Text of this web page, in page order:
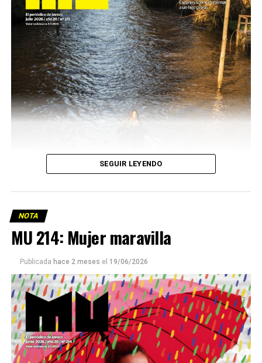
Este número 215 de MU ☝️viene con doble tapa, que
podría ser una frase:
Sin chamuyo, a remarla.
SEGUIR LEYENDO
NOTA
MU 214: Mujer maravilla
Publicada hace 2 meses el 19/06/2026